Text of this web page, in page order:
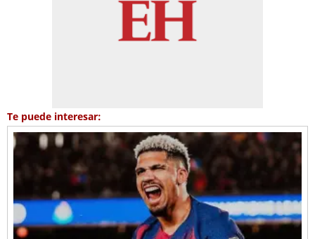
Te puede interesar: